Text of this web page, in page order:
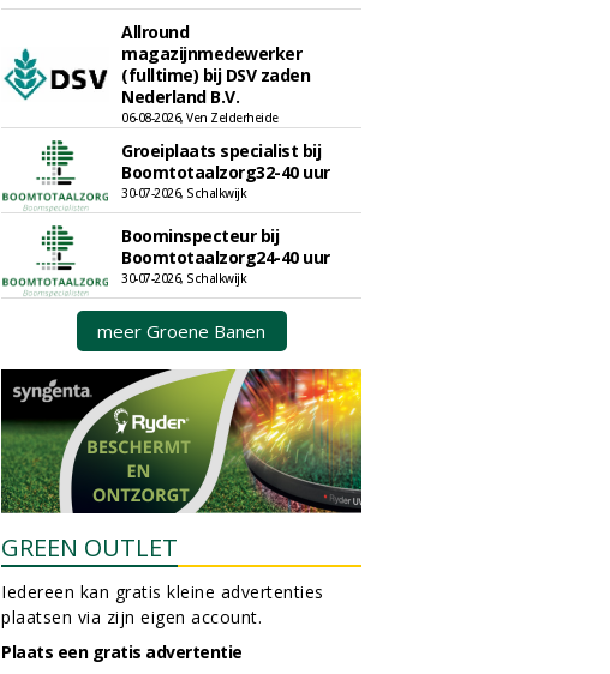
Allround
magazijnmedewerker
(fulltime) bij DSV zaden
Nederland B.V.
06-08-2026, Ven Zelderheide
Groeiplaats specialist bij
Boomtotaalzorg32-40 uur
30-07-2026, Schalkwijk
Boominspecteur bij
Boomtotaalzorg24-40 uur
30-07-2026, Schalkwijk
meer Groene Banen
GREEN OUTLET
Iedereen kan gratis kleine advertenties
plaatsen via zijn eigen account.
Plaats een gratis advertentie